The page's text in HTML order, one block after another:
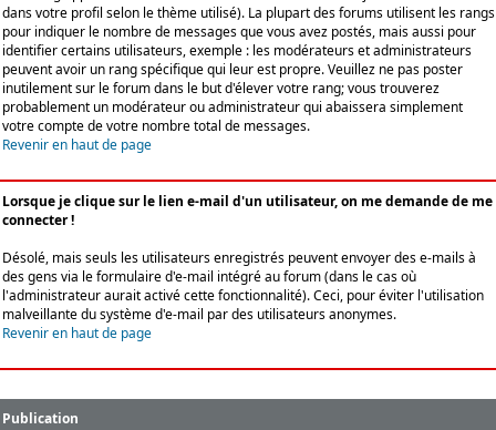
dans votre profil selon le thème utilisé). La plupart des forums utilisent les rangs
pour indiquer le nombre de messages que vous avez postés, mais aussi pour
identifier certains utilisateurs, exemple : les modérateurs et administrateurs
peuvent avoir un rang spécifique qui leur est propre. Veuillez ne pas poster
inutilement sur le forum dans le but d'élever votre rang; vous trouverez
probablement un modérateur ou administrateur qui abaissera simplement
votre compte de votre nombre total de messages.
Revenir en haut de page
Lorsque je clique sur le lien e-mail d'un utilisateur, on me demande de me
connecter !
Désolé, mais seuls les utilisateurs enregistrés peuvent envoyer des e-mails à
des gens via le formulaire d'e-mail intégré au forum (dans le cas où
l'administrateur aurait activé cette fonctionnalité). Ceci, pour éviter l'utilisation
malveillante du système d'e-mail par des utilisateurs anonymes.
Revenir en haut de page
Publication